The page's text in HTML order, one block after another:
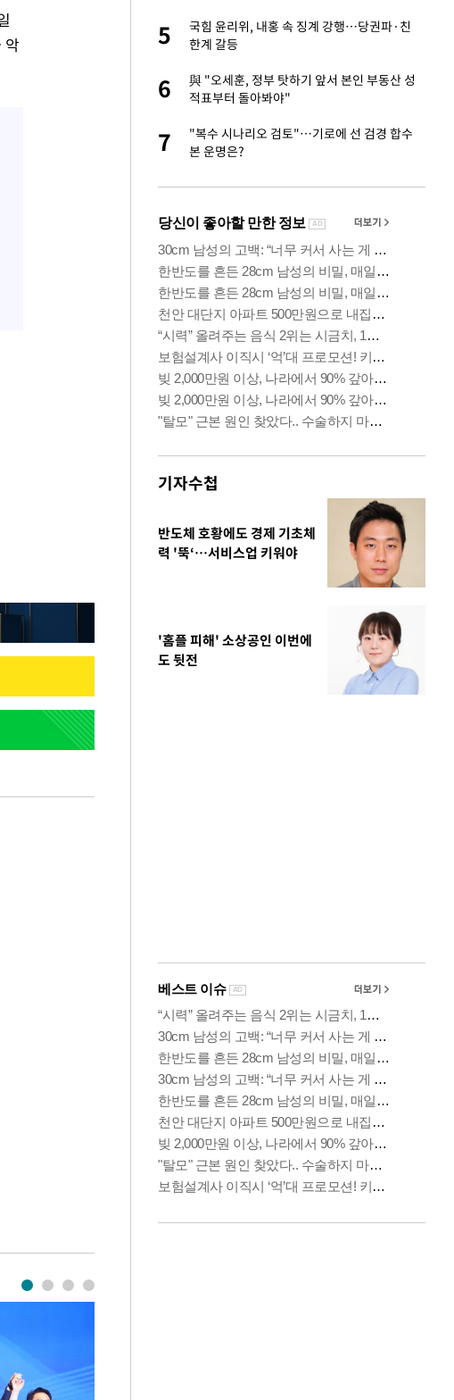
악
교통사고서 기아차 덕에
5
국힘 윤리위, 내홍 속 징계 강행…당권파·친
한계 갈등
6
與 "오세훈, 정부 탓하기 앞서 본인 부동산 성
적표부터 돌아봐야"
7
"복수 시나리오 검토"…기로에 선 검경 합수
본 운명은?
기자수첩
반도체 호황에도 경제 기초체
력 '뚝‘…서비스업 키워야
'홈플 피해' 소상공인 이번에
도 뒷전